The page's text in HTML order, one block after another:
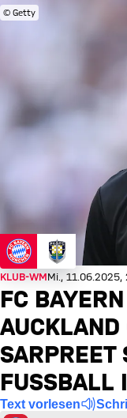
© Getty
KLUB-WMMi., 11.06.2025,
FC
AUCKLAND
SARPREET
FUSSBALL
Text vorlesen